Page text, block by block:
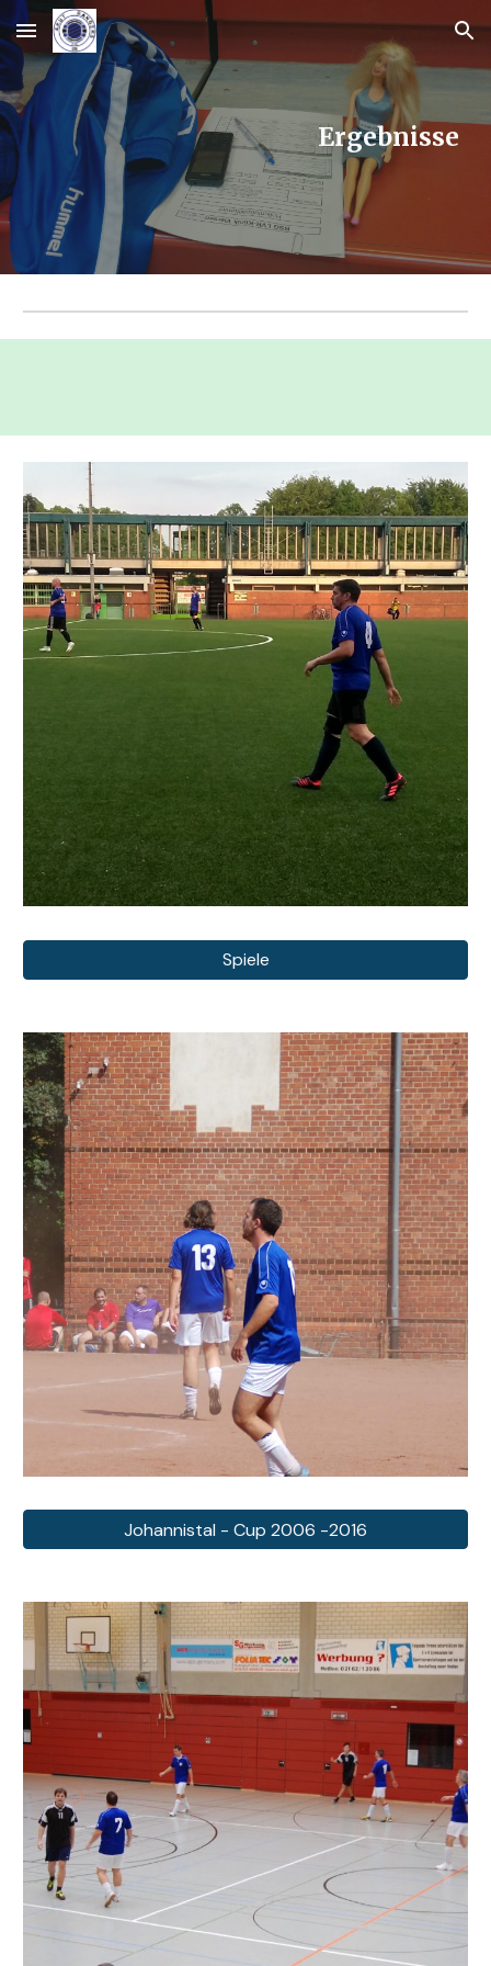
Skip to main content Skip to navigation
Ergebnisse
Spiele
Johannistal - Cup 2006 -2016